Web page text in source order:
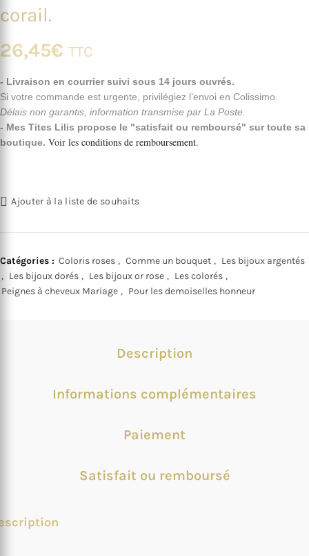
corail.
26,45€ TTC
- Livraison en courrier suivi sous 14 jours ouvrés.
Si votre commande est urgente, privilégiez l’envoi en Colissimo.
Délais non garantis, information transmise par La Poste.
- Mes Tites Lilis propose le "satisfait ou remboursé" sur toute sa
boutique. Voir les conditions de remboursement.
Ajouter à la liste de souhaits
Catégories : Coloris roses , Comme un bouquet , Les bijoux argentés
, Les bijoux dorés , Les bijoux or rose , Les colorés ,
Peignes à cheveux Mariage , Pour les demoiselles honneur
Description
Informations complémentaires
Paiement
Satisfait ou remboursé